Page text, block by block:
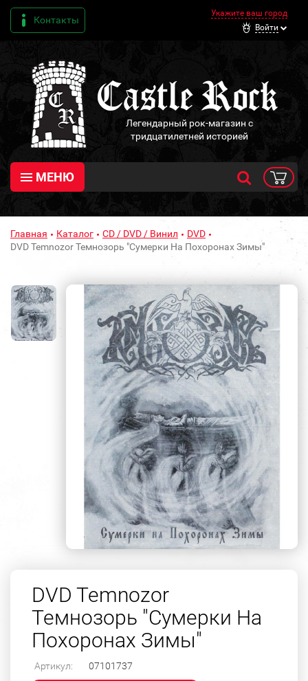
Контакты
Укажите ваш город
Войти
Легендарный рок-магазин с
тридцатилетней историей
МЕНЮ
Главная Каталог CD / DVD / Винил
DVD
DVD Temnozor Темнозорь "Сумерки На Похоронах Зимы"
DVD Temnozor
Темнозорь "Сумерки На
Похоронах Зимы"
Артикул: 07101737